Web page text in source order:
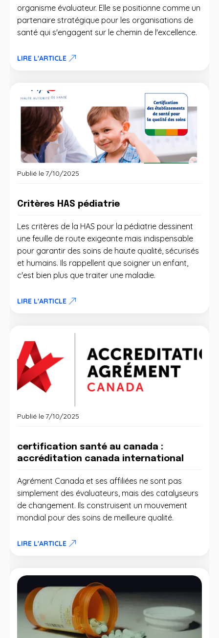
organisme évaluateur. Elle se positionne comme un
partenaire stratégique pour les organisations de
santé qui s'engagent sur le chemin de l'excellence.
LIRE L'ARTICLE
Publié le 7/10/2025
Critères HAS pédiatrie
Les critères de la HAS pour la pédiatrie dessinent
une feuille de route exigeante mais indispensable
pour garantir des soins de haute qualité, sécurisés
et humains. Ils rappellent que soigner un enfant,
c'est bien plus que traiter une maladie.
LIRE L'ARTICLE
Publié le 7/10/2025
certification santé au canada :
accréditation canada international
Agrément Canada et ses affiliées ne sont pas
simplement des évaluateurs, mais des catalyseurs
de changement. Ils construisent un mouvement
mondial pour des soins de meilleure qualité.
LIRE L'ARTICLE